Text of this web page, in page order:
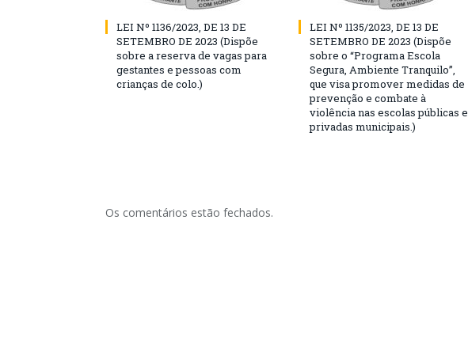
LEI Nº 1136/2023, DE 13 DE
SETEMBRO DE 2023 (Dispõe
sobre a reserva de vagas para
gestantes e pessoas com
crianças de colo.)
LEI Nº 1135/2023, DE 13 DE
SETEMBRO DE 2023 (Dispõe
sobre o “Programa Escola
Segura, Ambiente Tranquilo”,
que visa promover medidas de
prevenção e combate à
violência nas escolas públicas e
privadas municipais.)
Os comentários estão fechados.